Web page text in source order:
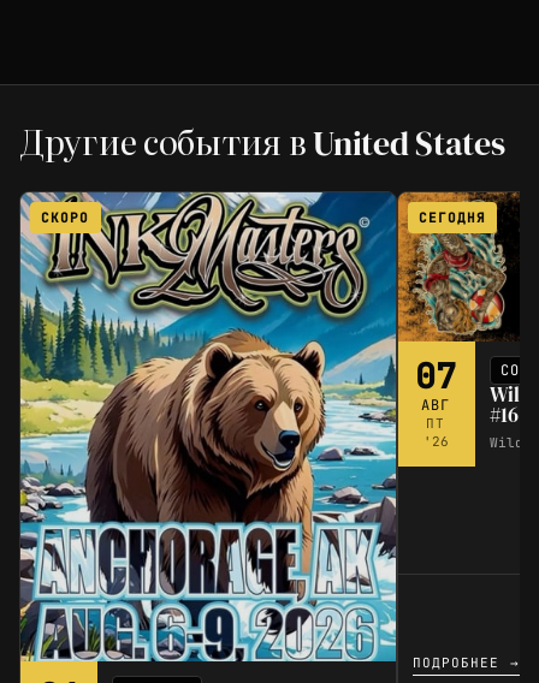
Другие события в United States
СКОРО СЕГОДНЯ
07
АВГ
ПТ
'26
#16
ПОДРОБНЕЕ →